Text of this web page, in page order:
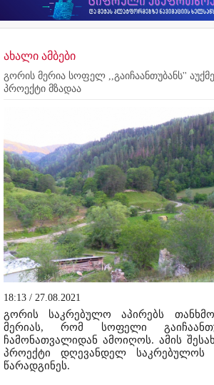
ახალი ამბები
გორის მერია სოფელ ,,გაიჩაანთუბანს''
პროექტი მზადაა
18:13 / 27.08.2021
გორის საკრებულო აპირებს
მერიას, რომ სოფელი
ჩამონათვალიდან ამოიღოს. ამის
პროექტი დღევანდელ საკრებულოს
წარადგინეს.